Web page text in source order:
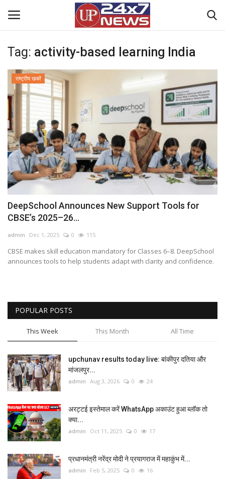
Home
Contact Us
राष्ट्रीय खबरें
उत्तर प्रदेश
बिज़नेस
क्राइम
मनोरंजन
Gallery
अजब गज़ब
Tag: activity-based learning India
राष्ट्रीय खबरें
DeepSchool Announces New Support Tools for
CBSE’s 2025–26...
admin Dec 1, 2025 0 115
CBSE makes skill education mandatory for Classes 6–8. DeepSchool
announces tools to help students adapt with clarity and confidence.
POPULAR POSTS
This Week This Month All Time
upchunav results today live: बांकीपुर दतिया और
मांजलपुर...
admin Aug 3, 2026 0 24
अरट्टई इस्तेमाल करें WhatsApp अकाउंट हुआ ब्लॉक तो
क्या...
admin Oct 11, 2025 0 17
प्रधानमंत्री नरेंद्र मोदी ने प्रयागराज में महाकुंभ में...
admin Feb 5, 2025 0 16